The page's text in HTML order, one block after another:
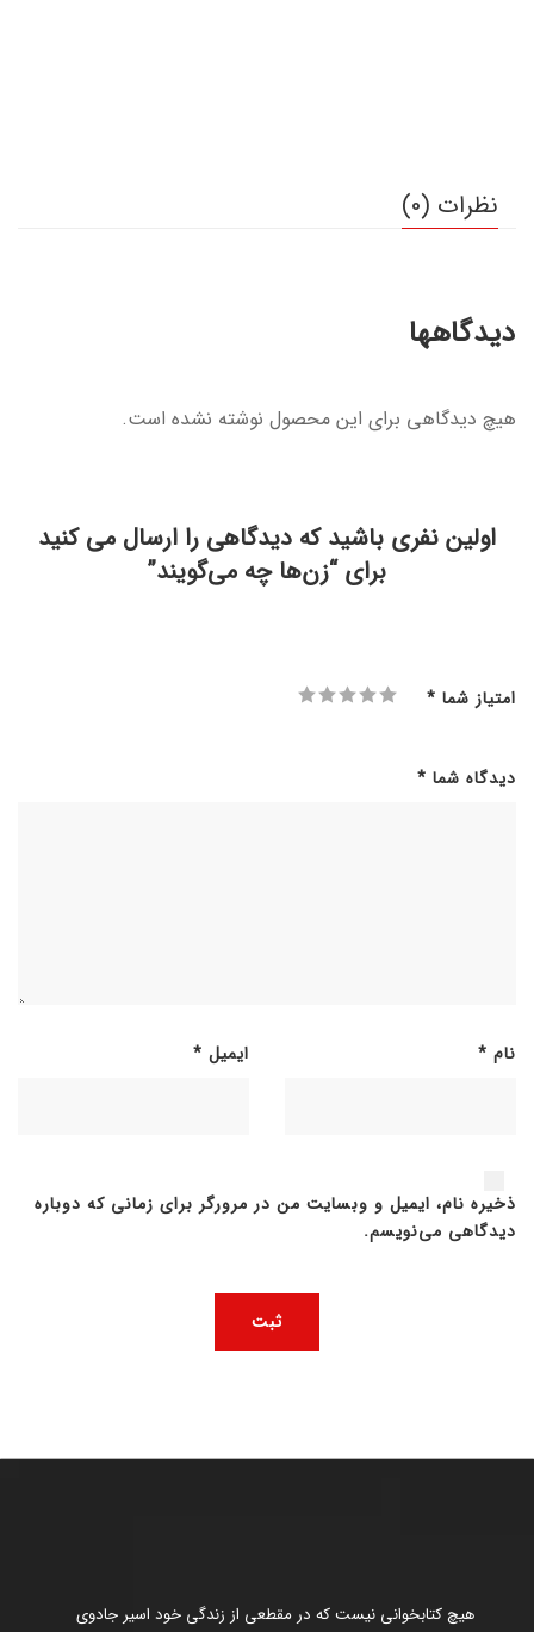
نظرات (0)
دیدگاهها
هیچ دیدگاهی برای این محصول نوشته نشده است.
اولین نفری باشید که دیدگاهی را ارسال می کنید
برای “زن‌ها چه می‌گویند”
امتیاز شما *
دیدگاه شما *
نام * ایمیل *
ذخیره نام، ایمیل و وبسایت من در مرورگر برای زمانی که دوباره
دیدگاهی می‌نویسم.
هیچ کتابخوانی نیست که در مقطعی از زندگی خود اسیر جادوی